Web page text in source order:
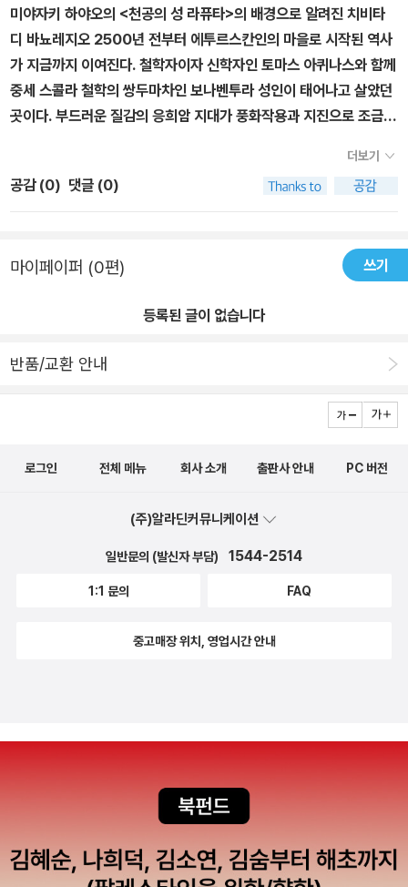
는 화보와 함께 소개한다. 5. 책 속 QR코드를 활용하여 더욱 알찬 여
행을! 책 속에 소개된 QR코드를 활용하면 더욱 알찬 여행을 즐길 수
있다. 이탈리아의 대표 관광 명소나 교통수단을 이용하기 위해서는
온라인 예약을 거쳐야 할 때가 많다. 온라인 예약 홈페이지는 한국어
가 제공되지 않아 어려움을 겪는 경우가 많은데, 〈프렌즈 이탈리아〉는
책 속 QR코드를 활용하여 누구나 쉽게 예약할 수 있도록 했다. 스마
트폰을 활용하여 책 속 QR코드를 드래그하면, ‘이탈리아 철도 티켓
예약법을 소개하고 있어 그대로만 따라 하면 복잡한 예약도 단숨에
성공할 수 있다. 6. 큐레이터 해설이 부럽지 않은 책 속 부록, 〈이탈리
아 미술관 별책〉 이탈리아는 르네상스 시대의 보고답게 도시 곳곳에
‘천지창조’ 등 생애 한 번은 꼭 봐야 할 세계 거장의 작품이 가득하다.
리아 인기 미술관들을 마치 큐레이터가 안내하듯 상세 가이드한다.
과 아카데미아 미술관, 피렌체의 우피치 미술관과 바르젤로 미술관,
록)에 따로 소개해 본책과 따로 휴대할 수 있도록 했다. 〈이탈리아 미
함께 풍부한 설명을 곁들였다. 이 외에도 미술관을 효율적으로 돌아
보는 동선 및 예약 방법, 미술관 내 카페 등 알짜배기 정보도 함께 소
이탈리아 여행 추천 루트 〈프렌즈 이탈리아〉에서는 지역별 여행 일정
이탈리아 전국을 돌아보고자 하는 여행자를 위한 55일 장기 추천 루
주요 도시 로마, 베네치아, 밀라노, 피렌체를 돌아보는 루트부터 중부·
북부·남부·시칠리아 섬까지 지역별로 집중해서 돌아보는 루트로도 세
와 교통편, 도시 간 이동 및 소요시간 등을 일목요연하게 정리해 놓았
미야자키 하야오의 <천공의 성 라퓨타>의 배경으로 알려진 치비타
디 바뇨레지오 2500년 전부터 에투르스칸인의 마을로 시작된 역사
가 지금까지 이여진다. 철학자이자 신학자인 토마스 아퀴나스와 함께
중세 스콜라 철학의 쌍두마차인 보나벤투라 성인이 태어나고 살았던
곳이다. 부드러운 질감의 응희암 지대가 풍화작용과 지진으로 조금씩
더보기
공감 (0) 댓글 (0)
마이페이퍼 (0편) 쓰기
등록된 글이 없습니다
반품/교환 안내
로그인 전체 메뉴 회사 소개 출판사 안내 PC 버전
(주)알라딘커뮤니케이션
일반문의 (발신자 부담) 1544-2514
1:1 문의 FAQ
중고매장 위치, 영업시간 안내